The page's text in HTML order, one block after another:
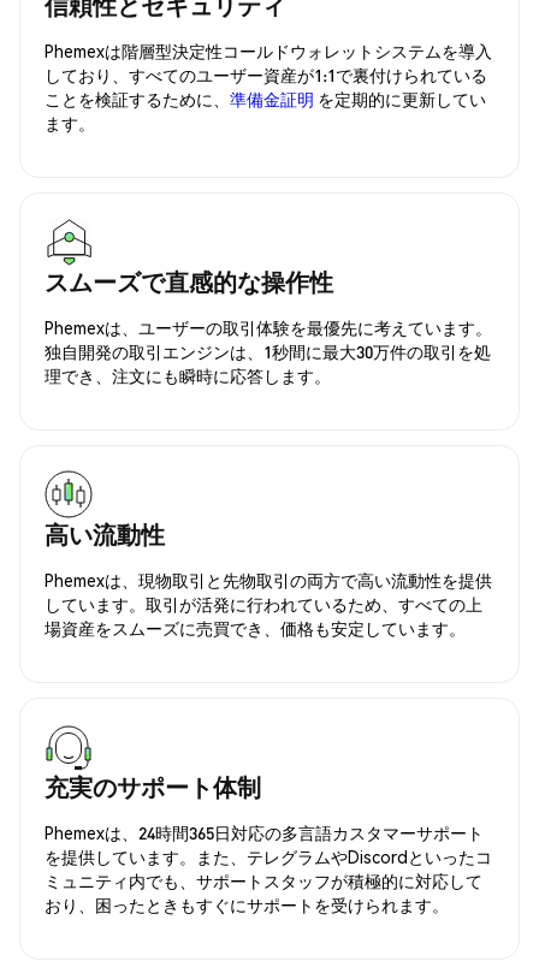
Phemexは階層型決定性コールドウォレットシステムを導入
しており、すべてのユーザー資産が1:1で裏付けられている
ことを検証するために、 準備金証明 を定期的に更新してい
ます。
スムーズで直感的な操作性
Phemexは、ユーザーの取引体験を最優先に考えています。
独自開発の取引エンジンは、1秒間に最大30万件の取引を処
理でき、注文にも瞬時に応答します。
高い流動性
Phemexは、現物取引と先物取引の両方で高い流動性を提供
しています。取引が活発に行われているため、すべての上
場資産をスムーズに売買でき、価格も安定しています。
充実のサポート体制
Phemexは、24時間365日対応の多言語カスタマーサポート
を提供しています。また、テレグラムやDiscordといったコ
ミュニティ内でも、サポートスタッフが積極的に対応して
おり、困ったときもすぐにサポートを受けられます。